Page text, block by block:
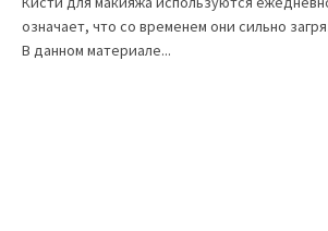
означает, что со временем они сильно
В данном материале...